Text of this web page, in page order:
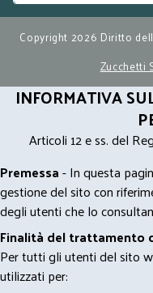
Copyright 2026 Diritto
Zucchetti
INFORMATIVA
Articoli 12 e ss. del
Premessa- In questa
gestione del sito con
degli utenti che lo
Finalità del trattamento
Per tutti gli utenti del sito
utilizzati per: